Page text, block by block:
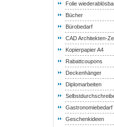
Folie
Bücher
Bürobedarf
CAD Architekten-
Kopierpapier A4
Rabattcoupons
Deckenhänger
Diplomarbeiten
Gastronomiebedarf
Geschenkideen